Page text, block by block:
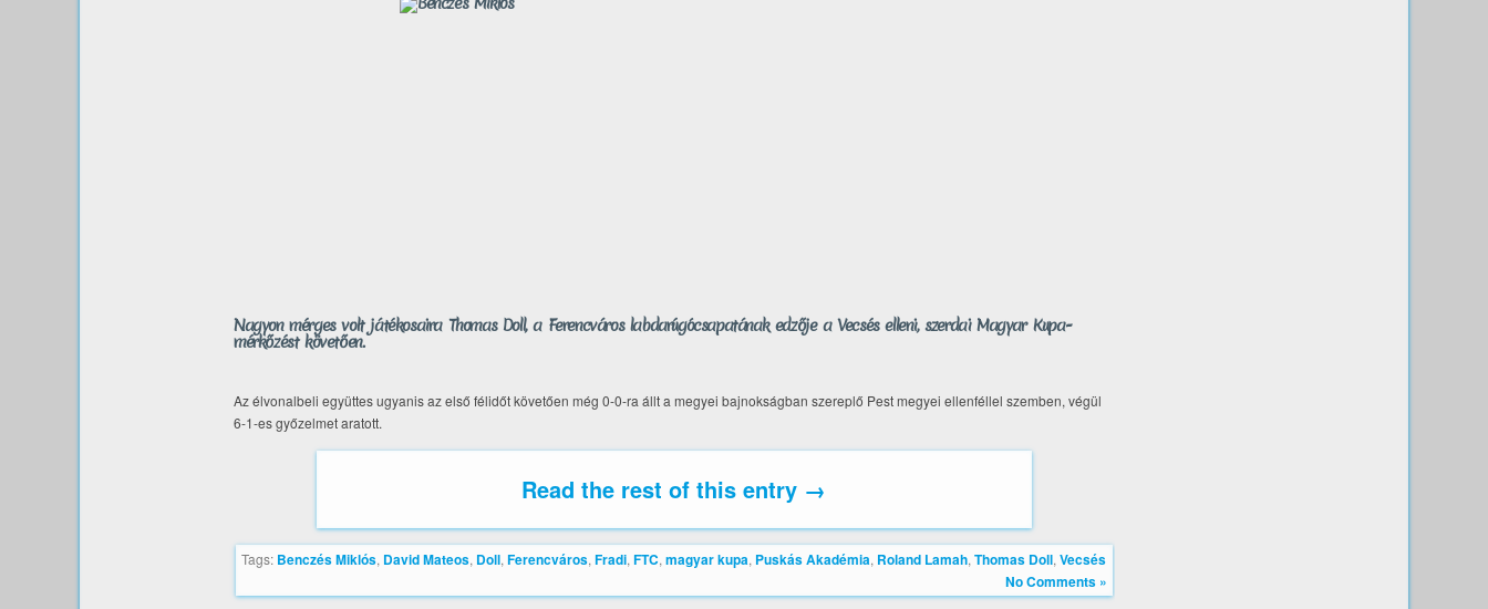
Nagyon mérges volt játékosaira Thomas Doll, a Ferencváros labdarúgócsapatának edzője a Vecsés elleni, szerdai Magyar Kupa-
mérkőzést követően.
Az élvonalbeli együttes ugyanis az első félidőt követően még 0-0-ra állt a megyei bajnokságban szereplő Pest megyei ellenféllel szemben, végül
6-1-es győzelmet aratott.
Read the rest of this entry →
Tags: Benczés Miklós, David Mateos, Doll, Ferencváros, Fradi, FTC, magyar kupa, Puskás Akadémia, Roland Lamah, Thomas Doll, Vecsés
No Comments »